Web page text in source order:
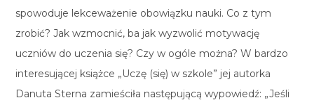
spowoduje lekceważenie obowiązku nauki. Co z tym
zrobić? Jak wzmocnić, ba jak wyzwolić motywację
uczniów do uczenia się? Czy w ogóle można? W bardzo
interesującej książce „Uczę (się) w szkole” jej autorka
Danuta Sterna zamieściła następującą wypowiedź: „Jeśli